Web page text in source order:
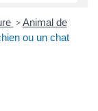
> Animal de
ou un chat